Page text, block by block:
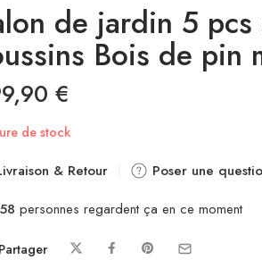
de jardin 5 pcs
Bois de pin
€
de stock
& Retour
Poser une
58 personnes regardent ça en ce moment
Partager